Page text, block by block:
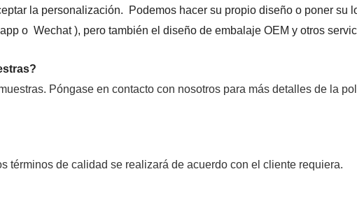
la personalización. Podemos hacer su propio diseño o poner su
app o Wechat), pero también el diseño de embalaje OEM y otros
Póngase en contacto con nosotros para más detalles de la
términos de calidad se realizará de acuerdo con el cliente requiera.